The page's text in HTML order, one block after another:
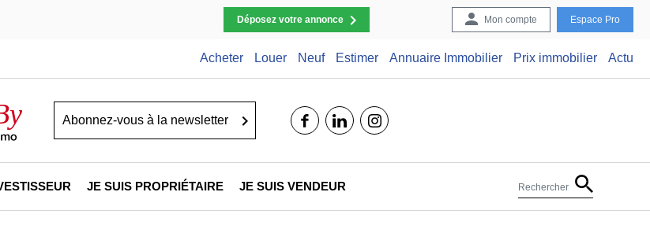
Déposez votre annonce Mon compte Espace Pro
Acheter Louer Neuf Estimer Annuaire Immobilier Prix immobilier Actu
facebooklinkedin
JE SUIS PROPRIÉTAIRE JE SUIS VENDEUR Rechercher